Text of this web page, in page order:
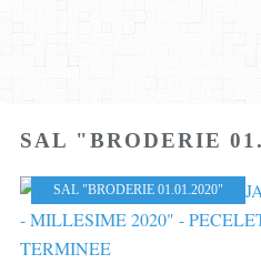
SAL "BRODERIE
SAL "BRODERIE 01.01.2020"